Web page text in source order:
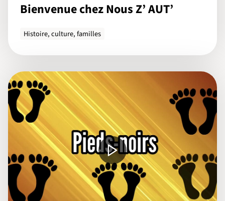
Bienvenue chez Nous Z’ AUT’
Histoire, culture, familles